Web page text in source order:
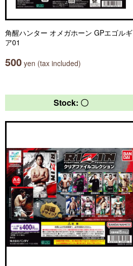
角醒ハンター オメガホーン GPエゴルギ
ア01
500 yen (tax included)
Stock: 〇